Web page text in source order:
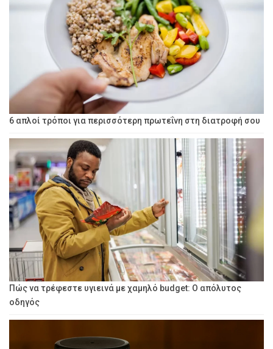
6 απλοί τρόποι για περισσότερη πρωτεΐνη στη διατροφή σου
Πώς να τρέφεστε υγιεινά με χαμηλό budget: Ο απόλυτος
οδηγός